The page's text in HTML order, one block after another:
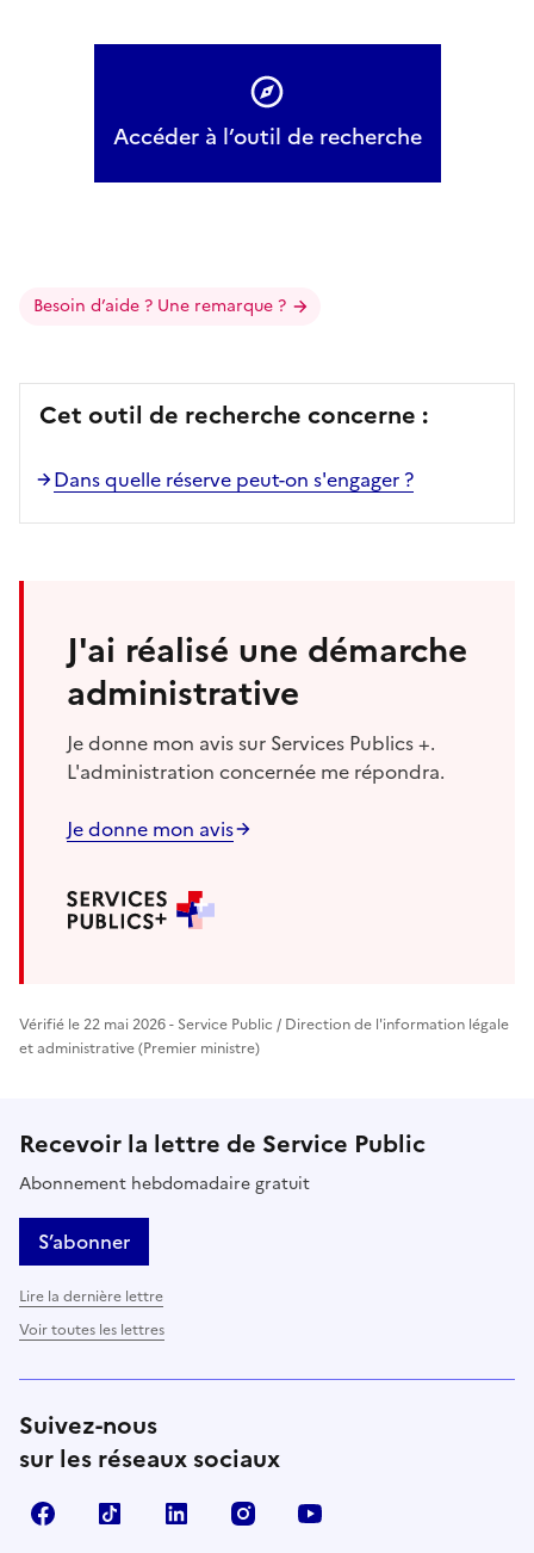
Accéder à l’outil de recherche
Besoin d’aide ? Une remarque ?
Cet outil de recherche concerne :
Dans quelle réserve peut-on s'engager ?
J'ai réalisé une démarche
administrative
Je donne mon avis sur Services Publics +.
L'administration concernée me répondra.
Je donne mon avis
Vérifié le 22 mai 2026 - Service Public / Direction de l'information légale
et administrative (Premier ministre)
Recevoir la lettre de Service Public
Abonnement hebdomadaire gratuit
S’abonner
Lire la dernière lettre
Voir toutes les lettres
Suivez-nous
sur les réseaux sociaux
FacebookTikTok LinkedIn Instagram